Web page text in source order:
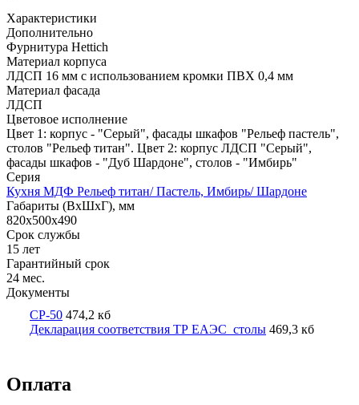
Характеристики
Дополнительно
Фурнитура Hettich
Материал корпуса
ЛДСП 16 мм с использованием кромки ПВХ 0,4 мм
Материал фасада
ЛДСП
Цветовое исполнение
Цвет 1: корпус - "Серый", фасады шкафов "Рельеф пастель",
столов "Рельеф титан". Цвет 2: корпус ЛДСП "Серый",
фасады шкафов - "Дуб Шардоне", столов - "Имбирь"
Серия
Кухня МДФ Рельеф титан/ Пастель, Имбирь/ Шардоне
Габариты (ВхШхГ), мм
820х500х490
Срок службы
15 лет
Гарантийный срок
24 мес.
Документы
СР-50 474,2 кб
Декларация соответствия ТР ЕАЭС_столы 469,3 кб
Оплата